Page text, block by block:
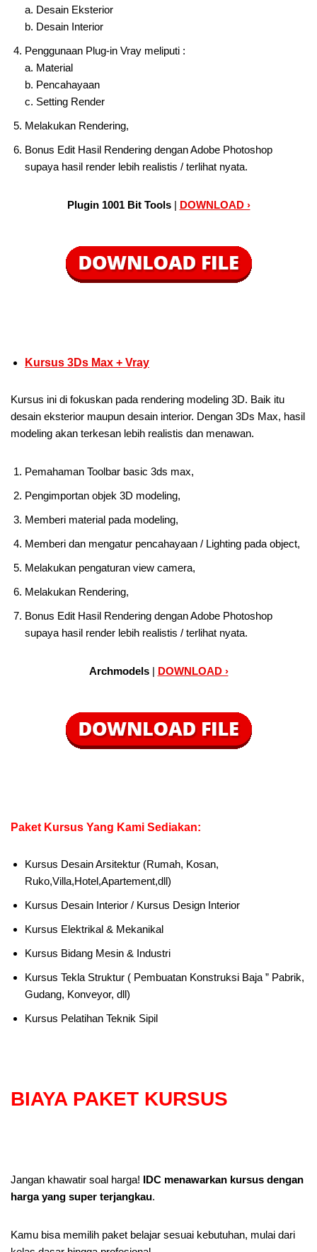
a. Desain Eksterior
b. Desain Interior
Penggunaan Plug-in Vray meliputi :
a. Material
b. Pencahayaan
c. Setting Render
Melakukan Rendering,
Bonus Edit Hasil Rendering dengan Adobe Photoshop
supaya hasil render lebih realistis / terlihat nyata.
Plugin 1001 Bit Tools | DOWNLOAD ›
Kursus 3Ds Max + Vray
Kursus ini di fokuskan pada rendering modeling 3D. Baik itu
desain eksterior maupun desain interior. Dengan 3Ds Max, hasil
modeling akan terkesan lebih realistis dan menawan.
Pemahaman Toolbar basic 3ds max,
Pengimportan objek 3D modeling,
Memberi material pada modeling,
Memberi dan mengatur pencahayaan / Lighting pada object,
Melakukan pengaturan view camera,
Melakukan Rendering,
Bonus Edit Hasil Rendering dengan Adobe Photoshop
supaya hasil render lebih realistis / terlihat nyata.
Archmodels | DOWNLOAD ›
Paket Kursus Yang Kami Sediakan:
Kursus Desain Arsitektur (Rumah, Kosan,
Ruko,Villa,Hotel,Apartement,dll)
Kursus Desain Interior / Kursus Design Interior
Kursus Elektrikal & Mekanikal
Kursus Bidang Mesin & Industri
Kursus Tekla Struktur ( Pembuatan Konstruksi Baja ” Pabrik,
Gudang, Konveyor, dll)
Kursus Pelatihan Teknik Sipil
BIAYA PAKET KURSUS
Jangan khawatir soal harga! IDC menawarkan kursus dengan
harga yang super terjangkau.
Kamu bisa memilih paket belajar sesuai kebutuhan, mulai dari